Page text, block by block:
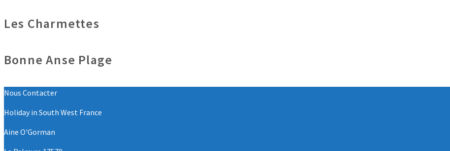
Les Charmettes
Bonne Anse Plage
Nous Contacter
Holiday in South West France
Aine O'Gorman